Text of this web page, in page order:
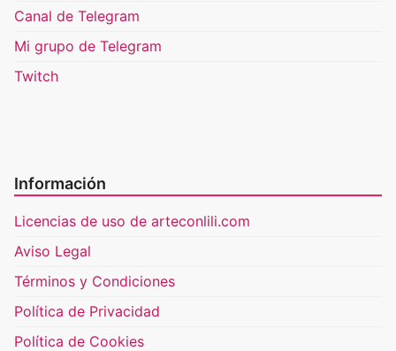
Canal de Telegram
Mi grupo de Telegram
Twitch
Información
Licencias de uso de arteconlili.com
Aviso Legal
Términos y Condiciones
Política de Privacidad
Política de Cookies